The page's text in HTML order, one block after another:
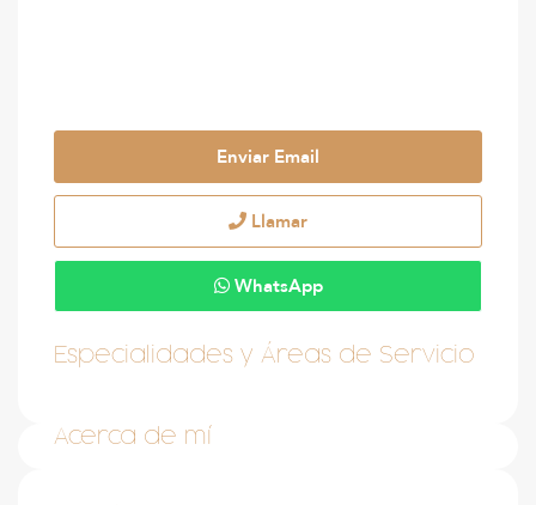
Enviar Email
Llamar
WhatsApp
Especialidades y Áreas de Servicio
Acerca de mí